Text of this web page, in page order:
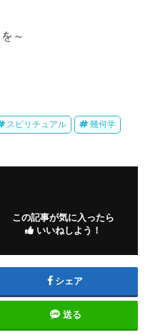
～
スピリチュアル 幾何学
この記事が気に入ったら
いいねしよう！
シェア
送る